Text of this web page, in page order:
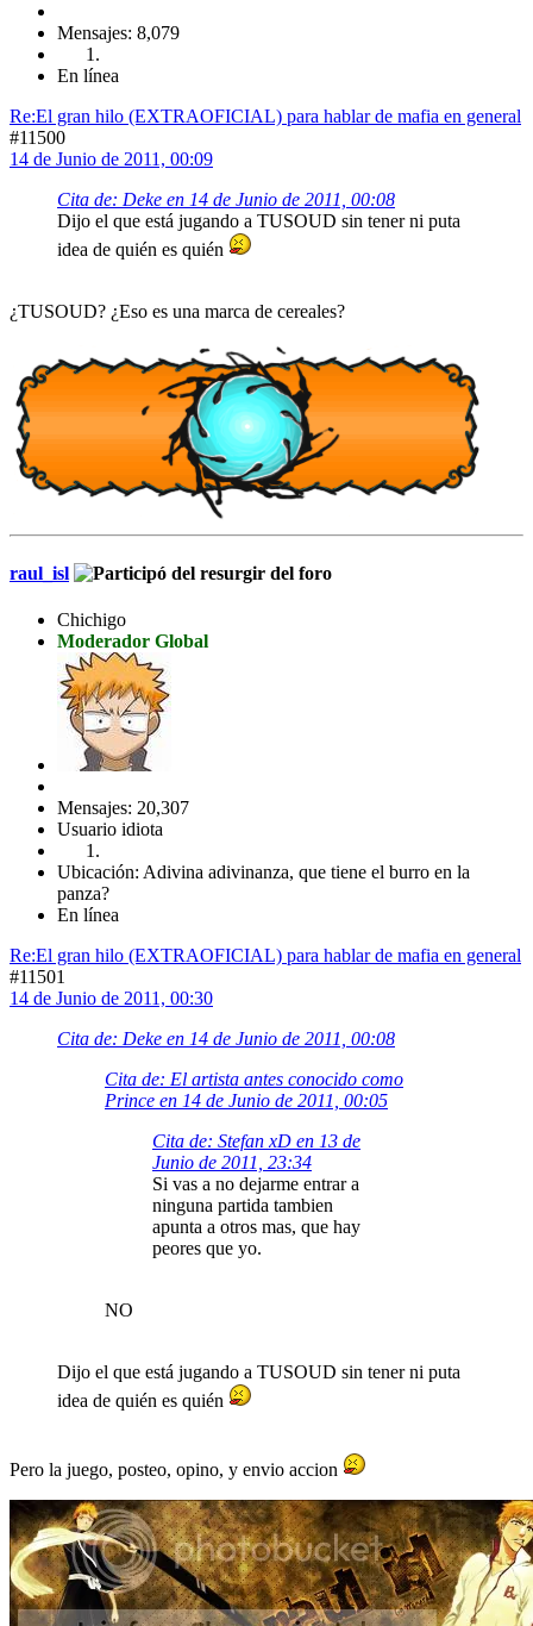
Mensajes: 8,079
En línea
Re:El gran hilo (EXTRAOFICIAL) para hablar de mafia en general
#11500
14 de Junio de 2011, 00:09
Cita de: Deke en 14 de Junio de 2011, 00:08
Dijo el que está jugando a TUSOUD sin tener ni puta
idea de quién es quién
¿TUSOUD? ¿Eso es una marca de cereales?
raul_isl
Chichigo
Moderador Global
Mensajes: 20,307
Usuario idiota
Ubicación: Adivina adivinanza, que tiene el burro en la
panza?
En línea
Re:El gran hilo (EXTRAOFICIAL) para hablar de mafia en general
#11501
14 de Junio de 2011, 00:30
Cita de: Deke en 14 de Junio de 2011, 00:08
Cita de: El artista antes conocido como
Prince en 14 de Junio de 2011, 00:05
Cita de: Stefan xD en 13 de
Junio de 2011, 23:34
Si vas a no dejarme entrar a
ninguna partida tambien
apunta a otros mas, que hay
peores que yo.
NO
Dijo el que está jugando a TUSOUD sin tener ni puta
idea de quién es quién
Pero la juego, posteo, opino, y envio accion